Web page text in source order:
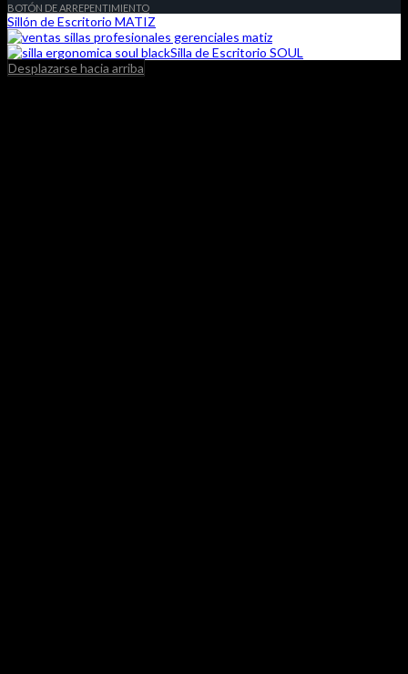
BOTÓN DE ARREPENTIMIENTO
Sillón de Escritorio MATIZ
Silla de Escritorio SOUL
Desplazarse hacia arriba